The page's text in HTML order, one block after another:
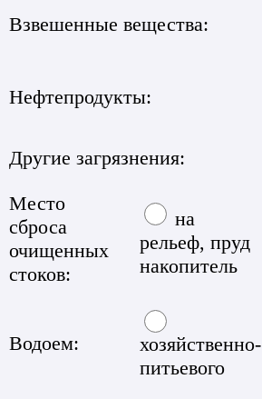
Взвешенные вещества:
Нефтепродукты:
Другие загрязнения:
Место
сброса
очищенных
стоков:
на
рельеф, пруд
накопитель
Водоем:
хозяйственно-
питьевого